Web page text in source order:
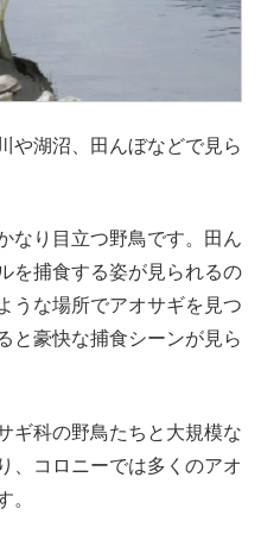
や湖沼、田んぼなどで見ら
なり目立つ野鳥です。田ん
を捕食する姿が見られるの
うな場所でアオサギを見つ
と豪快な捕食シーンが見ら
ギ科の野鳥たちと大規模な
、コロニーでは多くのアオ
。